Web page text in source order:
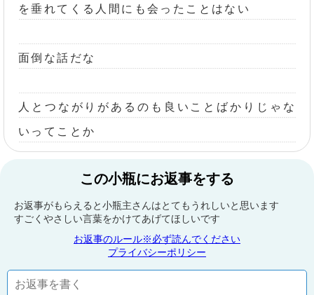
を垂れてくる人間にも会ったことはない
面倒な話だな
人とつながりがあるのも良いことばかりじゃな
いってことか
この小瓶にお返事をする
お返事がもらえると小瓶主さんはとてもうれしいと思います
すごくやさしい言葉をかけてあげてほしいです
お返事のルール※必ず読んでください
プライバシーポリシー